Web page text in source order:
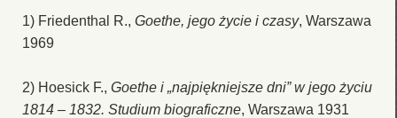
1) Friedenthal R., Goethe, jego życie i czasy, Warszawa
1969
2) Hoesick F., Goethe i „najpiękniejsze dni” w jego życiu
1814 – 1832. Studium biograficzne, Warszawa 1931